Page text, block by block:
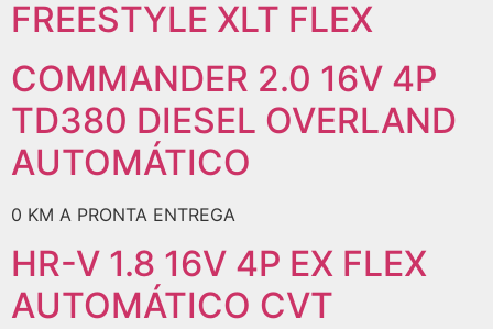
FREESTYLE XLT FLEX
COMMANDER 2.0 16V 4P
TD380 DIESEL OVERLAND
AUTOMÁTICO
0 KM A PRONTA ENTREGA
HR-V 1.8 16V 4P EX FLEX
AUTOMÁTICO CVT